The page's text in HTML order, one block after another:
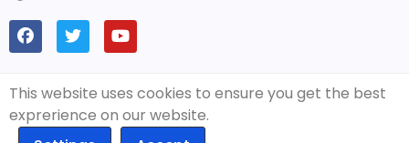
© 2024 Ruida Packing
Machinery Co., Ltd. Tutti i diritti
riservati. |Informativa sulla
Link utili:Imballaggio ricco|
Produttori di macchine per il
riempimento di capsule
This website uses cookies to ensure you get the best
exprerience on our website.